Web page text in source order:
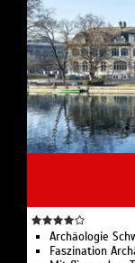
Archäologie
Faszination